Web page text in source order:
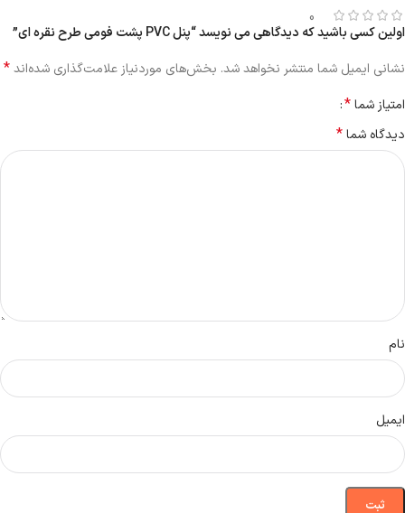
0
اولین کسی باشید که دیدگاهی می نویسد “پنل PVC پشت فومی طرح نقره ای”
نشانی ایمیل شما منتشر نخواهد شد. بخش‌های موردنیاز علامت‌گذاری شده‌اند*
امتیاز شما*
دیدگاه شما*
نام
ایمیل